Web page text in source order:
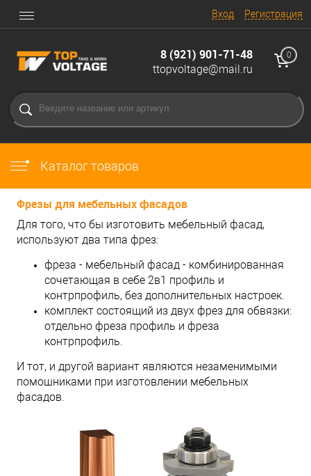
Вход Регистрация
8 (921) 901-71-48
ttopvoltage@mail.ru
0
Каталог товаров
Фрезы для мебельных фасадов
Для того, что бы изготовить мебельный фасад,
используют два типа фрез:
фреза - мебельный фасад - комбинированная
сочетающая в себе 2в1 профиль и
контрпрофиль, без дополнительных настроек.
комплект состоящий из двух фрез для обвязки:
отдельно фреза профиль и фреза
контрпрофиль.
И тот, и другой вариант являются незаменимыми
помошниками при изготовлении мебельных
фасадов.